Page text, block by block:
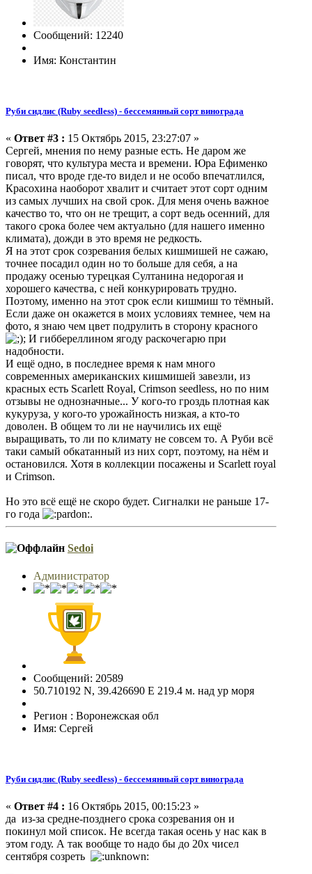
Сообщений: 12240
Имя: Константин
Руби сидлис (Ruby seedless) - бессемянный сорт винограда
« Ответ #3 : 15 Октябрь 2015, 23:27:07 »
Сергей, мнения по нему разные есть. Не даром же
говорят, что культура места и времени. Юра Ефименко
писал, что вроде где-то видел и не особо впечатлился,
Красохина наоборот хвалит и считает этот сорт одним
из самых лучших на свой срок. Для меня очень важное
качество то, что он не трещит, а сорт ведь осенний, для
такого срока более чем актуально (для нашего именно
климата), дожди в это время не редкость.
Я на этот срок созревания белых кишмишей не сажаю,
точнее посадил один но то больше для себя, а на
продажу осенью турецкая Султанина недорогая и
хорошего качества, с ней конкурировать трудно.
Поэтому, именно на этот срок если кишмиш то тёмный.
Если даже он окажется в моих условиях темнее, чем на
фото, я знаю чем цвет подрулить в сторону красного
И гиббереллином ягоду раскочегарю при
надобности.
И ещё одно, в последнее время к нам много
современных американских кишмишей завезли, из
красных есть Scarlett Royal, Crimson seedless, но по ним
отзывы не однозначные... У кого-то гроздь плотная как
кукуруза, у кого-то урожайность низкая, а кто-то
доволен. В общем то ли не научились их ещё
выращивать, то ли по климату не совсем то. А Руби всё
таки самый обкатанный из них сорт, поэтому, на нём и
остановился. Хотя в коллекции посажены и Scarlett royal
и Crimson.
Но это всё ещё не скоро будет. Сигналки не раньше 17-
го года
.
Sedoi
Администратор
Сообщений: 20589
50.710192 N, 39.426690 E 219.4 м. над ур моря
Регион : Воронежская обл
Имя: Сергей
Руби сидлис (Ruby seedless) - бессемянный сорт винограда
« Ответ #4 : 16 Октябрь 2015, 00:15:23 »
да из-за средне-позднего срока созревания он и
покинул мой список. Не всегда такая осень у нас как в
этом году. А так вообще то надо бы до 20х чисел
сентября созреть